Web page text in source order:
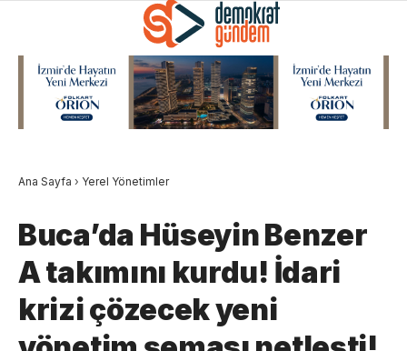
Ana Sayfa › Yerel Yönetimler
Buca’da Hüseyin Benzer
A takımını kurdu! İdari
krizi çözecek yeni